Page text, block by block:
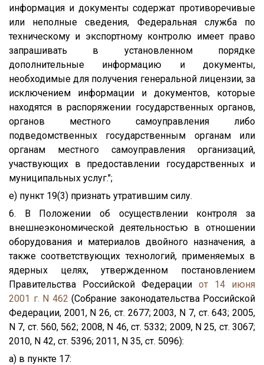
информация и документы содержат противоречивые
или неполные сведения, Федеральная служба по
техническому и экспортному контролю имеет право
запрашивать в установленном порядке
дополнительные информацию и документы,
необходимые для получения генеральной лицензии, за
исключением информации и документов, которые
находятся в распоряжении государственных органов,
органов местного самоуправления либо
подведомственных государственным органам или
органам местного самоуправления организаций,
участвующих в предоставлении государственных и
муниципальных услуг.";
е) пункт 19(3) признать утратившим силу.
6. В Положении об осуществлении контроля за
внешнеэкономической деятельностью в отношении
оборудования и материалов двойного назначения, а
также соответствующих технологий, применяемых в
ядерных целях, утвержденном постановлением
Правительства Российской Федерации от 14 июня
2001 г. N 462 (Собрание законодательства Российской
Федерации, 2001, N 26, ст. 2677; 2003, N 7, ст. 643; 2005,
N 7, ст. 560, 562; 2008, N 46, ст. 5332; 2009, N 25, ст. 3067;
2010, N 42, ст. 5396; 2011, N 35, ст. 5096):
а) в пункте 17: